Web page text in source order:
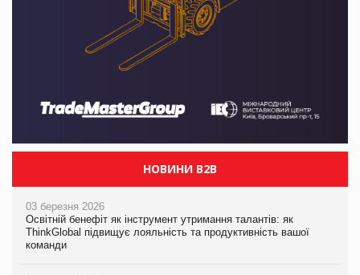
НОВИНИ B2B
03 березня 2026
Освітній бенефіт як інструмент утримання талантів: як
ThinkGlobal підвищує лояльність та продуктивність вашої
команди